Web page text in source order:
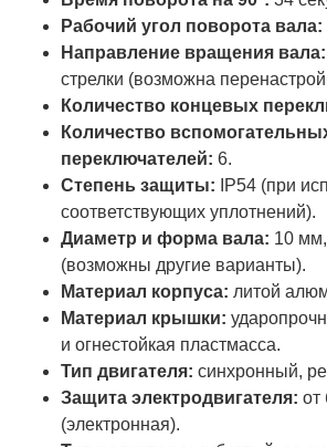
Рабочий угол поворота вала:
Направление вращения вала:
стрелки (возможна
Количество концевых
Количество
переключателей: 6.
Степень защиты: IP54 (при
соответствующих уплотнений).
Диаметр и форма вала: 10
(возможны другие варианты).
Материал корпуса: литой
Материал крышки:
и огнестойкая пластмасса.
Тип двигателя: синхронный,
Защита электродвигателя: от
(электронная).